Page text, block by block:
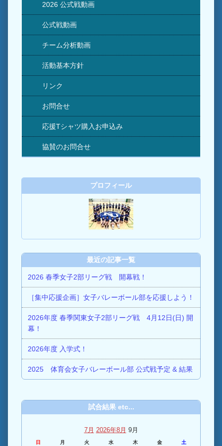
2026 公式戦動画
公式戦動画
チーム分析動画
活動基本方針
リンク
お問合せ
応援Tシャツ購入お申込み
協賛のお問合せ
プロフィール
最近の記事一覧
2026 春季女子2部リーグ戦 開幕戦！
［集中応援企画］女子バレーボール部を応援しよう！
2026年度 春季関東女子2部リーグ戦 4月12日(日) 開
幕！
2026年度 入学式！
2025 体育会女子バレーボール部 公式戦予定 & 結果
試合結果 etc...
7月 2026年8月 9月
日 月 火 水 木 金 土